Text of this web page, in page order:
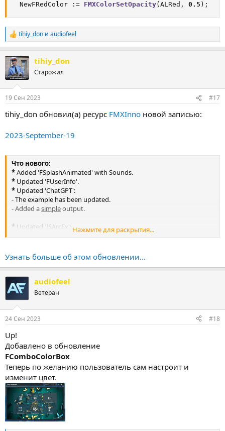
  NewFRedColor :=
FMXColorSetOpacity(ALRed, 0.5 );
Р
е
к
ц
и
tihiy_don и audiofeel
tihiy_don
Старожил
19 Сен 2023 #17
tihiy_don обновил(а) ресурс FMXInno новой записью:
2023-September-19
Что нового:
*Added 'FSplashAnimated' with Sounds.
* Updated 'FUserInfo'.
* Updated 'ChatGPT':
- The example has been updated.
- Added asimpleoutput.
* Updated 'ISArcEx':
- 'ISArcExReduceCalcAccuracy' is now straightforward.
- Factor = 1 means it delays the calculations of
Speeds by0.25 seconds.
Нажмите для раскрытия...
Узнать больше об этом обновлении...
audiofeel
Ветеран
24 Сен 2023 #18
Up!
Добавлено в обновление
FComboColorBox
Теперь по желанию пользователь сам настроит и
изменит цвет.